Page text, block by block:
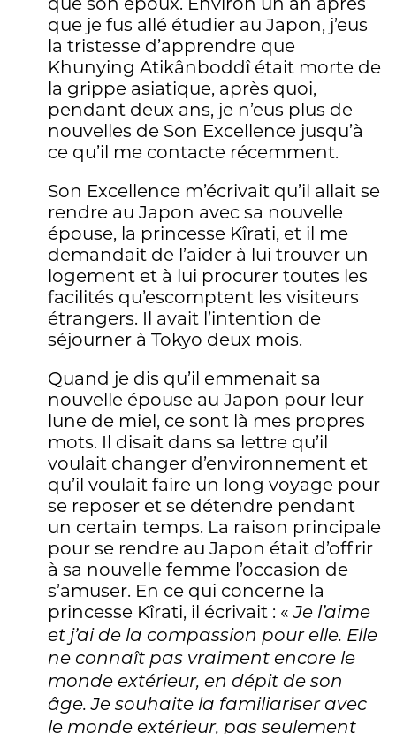
que je fus allé étudier au Japon, j’eus
la tristesse d’apprendre que
Khunying Atikânboddî était morte de
la grippe asiatique, après quoi,
pendant deux ans, je n’eus plus de
nouvelles de Son Excellence jusqu’à
ce qu’il me contacte récemment.
Son Excellence m’écrivait qu’il allait se
rendre au Japon avec sa nouvelle
épouse, la princesse Kîrati, et il me
demandait de l’aider à lui trouver un
logement et à lui procurer toutes les
facilités qu’escomptent les visiteurs
étrangers. Il avait l’intention de
séjourner à Tokyo deux mois.
Quand je dis qu’il emmenait sa
nouvelle épouse au Japon pour leur
lune de miel, ce sont là mes propres
mots. Il disait dans sa lettre qu’il
voulait changer d’environnement et
qu’il voulait faire un long voyage pour
se reposer et se détendre pendant
un certain temps. La raison principale
pour se rendre au Japon était d’offrir
à sa nouvelle femme l’occasion de
s’amuser. En ce qui concerne la
princesse Kîrati, il écrivait : «Je l’aime
et j’ai de la compassion pour elle. Elle
ne connaît pas vraiment encore le
monde extérieur, en dépit de son
âge. Je souhaite la familiariser avec
le monde extérieur, pas seulement